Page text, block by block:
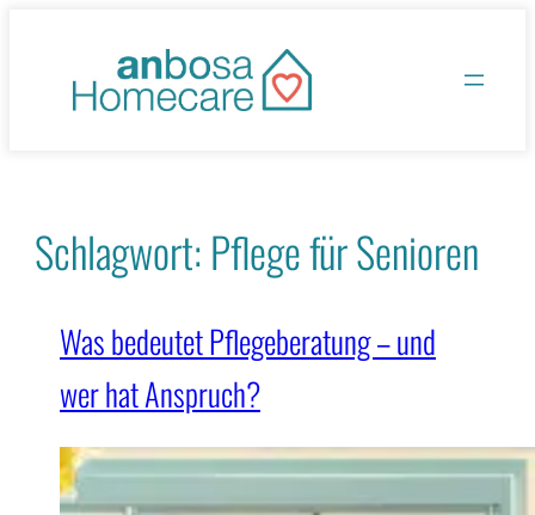
springen
Schlagwort:Pflege für Senioren
Was bedeutet Pflegeberatung – und
wer hat Anspruch?